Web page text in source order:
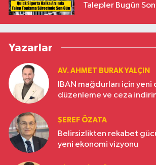
Talepler Bugün
Yazarlar
AV. AHMET BURAK YALÇIN
IBAN mağdurları için yeni
düzenleme ve ceza
ŞEREF ÖZATA
Belirsizlikten rekabet
yeni ekonomi vizyonu